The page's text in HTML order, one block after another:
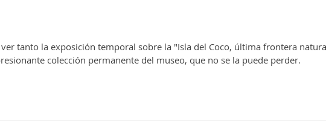
tanto la exposición temporal sobre la "Isla del Coco, última frontera
colección permanente del museo, que no se la puede perder.